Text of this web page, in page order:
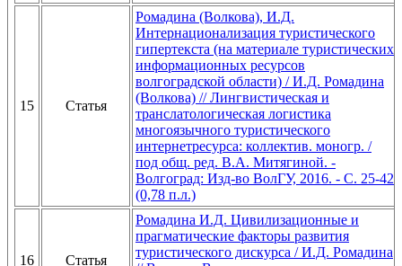
15 Статья
Ромадина (Волкова), И.Д.
Интернационализация туристического
гипертекста (на материале туристических
информационных ресурсов
волгоградской области) / И.Д. Ромадина
(Волкова) // Лингвистическая и
транслатологическая логистика
многоязычного туристического
интернетресурса: коллектив. моногр. /
под общ. ред. В.А. Митягиной. -
Волгоград: Изд-во ВолГУ, 2016. - С. 25-42
(0,78 п.л.)
16 Статья
Ромадина И.Д. Цивилизационные и
прагматические факторы развития
туристического дискурса / И.Д. Ромадина